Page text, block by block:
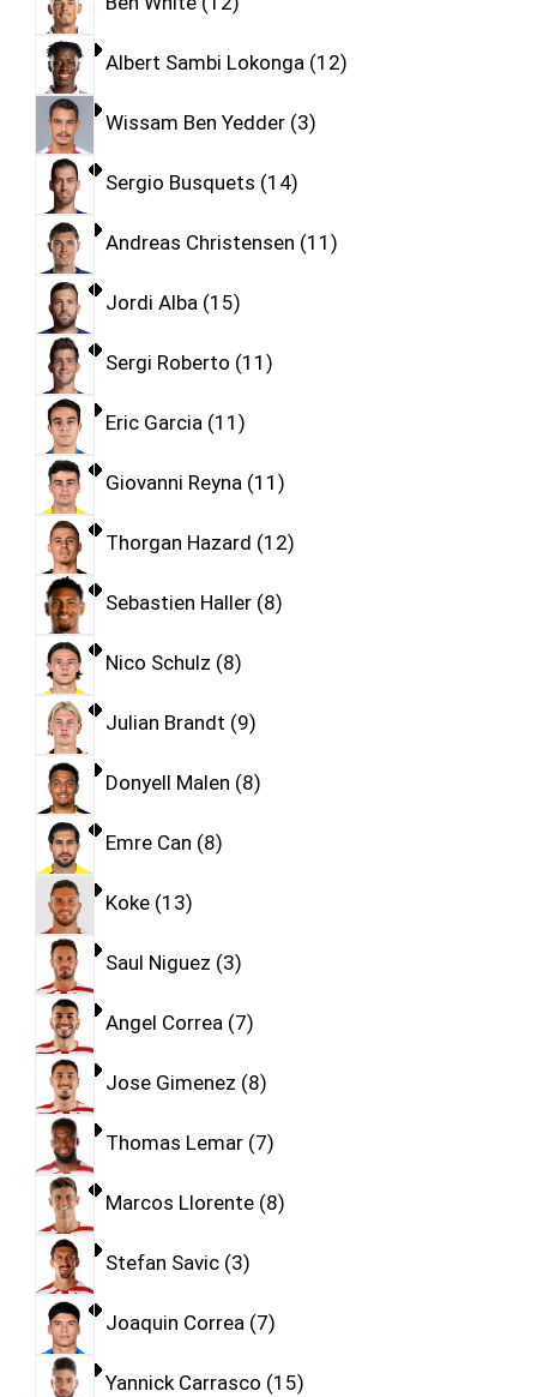
Albert Sambi Lokonga 12
Wissam Ben Yedder 3
Sergio Busquets 14
Andreas Christensen 11
Jordi Alba 15
Sergi Roberto 11
Eric Garcia 11
Giovanni Reyna 11
Thorgan Hazard 12
Sebastien Haller 8
Nico Schulz 8
Julian Brandt 9
Donyell Malen 8
Emre Can 8
Koke 13
Saul Niguez 3
Angel Correa 7
Jose Gimenez 8
Thomas Lemar 7
Marcos Llorente 8
Stefan Savic 3
Joaquin Correa 7
Yannick Carrasco 15